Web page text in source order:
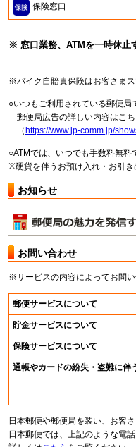
保険窓口
※ 窓口業務、ATMを一時休止
※バイク自賠責保険はお客さまス
○いつもご利用されている郵便局
郵便局広告の詳しい内容はこち
（ https://www.jp-comm.jp/
○ATMでは、いつでも手数料無料
※硬貨を伴うお預け入れ・お引き
お知らせ
お問い合わせ
※サービスの内容によってお問い
郵便サービスについて
貯金サービスについて
保険サービスについて
通帳やカードの紛失・盗難に伴
日本郵便や郵便局を装い、お客
日本郵便では、上記のような電